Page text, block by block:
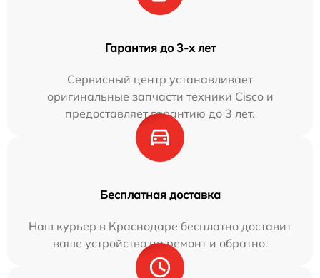
Гарантия до 3-х лет
Сервисный центр устанавливает
оригинальные запчасти техники Cisco и
предоставляет гарантию до 3 лет.
Бесплатная доставка
Наш курьер в Краснодаре бесплатно доставит
ваше устройство на ремонт и обратно.